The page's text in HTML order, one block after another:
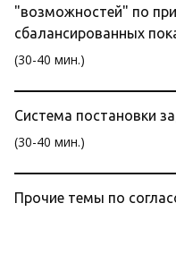
"возможностей" по
сбалансированных
(30-40 мин.)
Система постановки
(30-40 мин.)
Прочие темы по